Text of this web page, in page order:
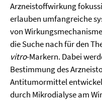
Arzneistoffwirkung
erlauben umfangreiche
von
die Suche nach für den
vitro-Markern. Dabei
Bestimmung des
Antitumormittel
durch Mikrodialyse am